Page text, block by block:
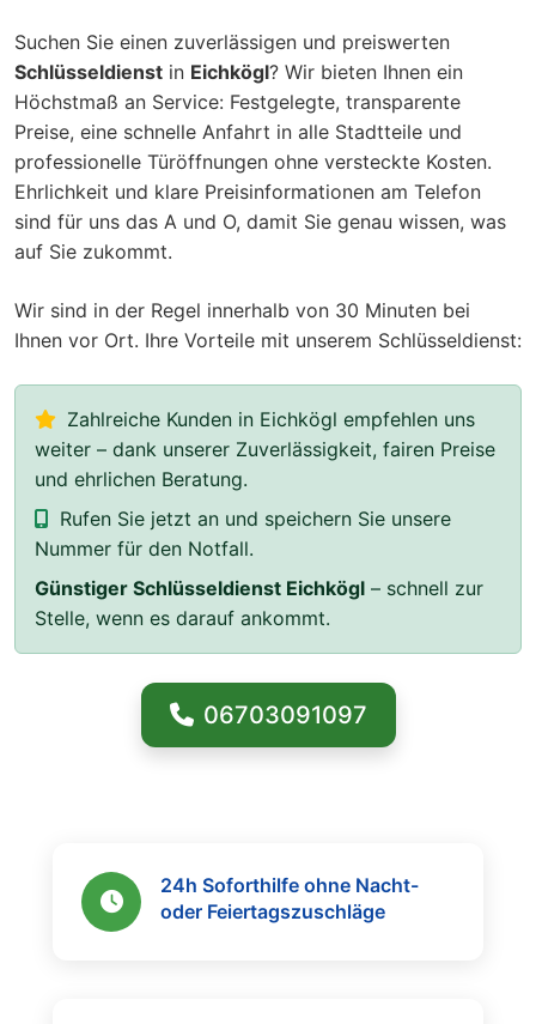
Suchen Sie einen zuverlässigen und preiswerten
Schlüsseldienst in Eichkögl? Wir bieten Ihnen ein
Höchstmaß an Service: Festgelegte, transparente
Preise, eine schnelle Anfahrt in alle Stadtteile und
professionelle Türöffnungen ohne versteckte Kosten.
Ehrlichkeit und klare Preisinformationen am Telefon
sind für uns das A und O, damit Sie genau wissen, was
auf Sie zukommt.
Wir sind in der Regel innerhalb von 30 Minuten bei
Ihnen vor Ort. Ihre Vorteile mit unserem Schlüsseldienst:
Zahlreiche Kunden in Eichkögl empfehlen uns
weiter – dank unserer Zuverlässigkeit, fairen Preise
und ehrlichen Beratung.
Rufen Sie jetzt an und speichern Sie unsere
Nummer für den Notfall.
Günstiger Schlüsseldienst Eichkögl – schnell zur
Stelle, wenn es darauf ankommt.
06703091097
24h Soforthilfe ohne Nacht-
oder Feiertagszuschläge